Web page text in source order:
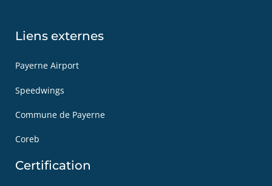
Liens externes
Payerne Airport
Speedwings
Commune de Payerne
Coreb
Certification